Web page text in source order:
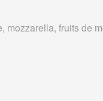
mozzarella, fruits de